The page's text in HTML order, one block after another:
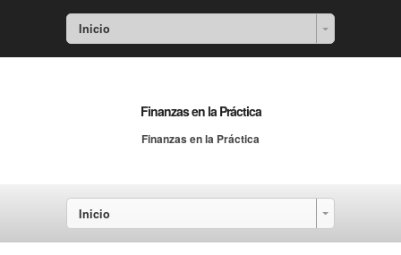
Inicio
Finanzas en la Práctica
Finanzas en la Práctica
Inicio